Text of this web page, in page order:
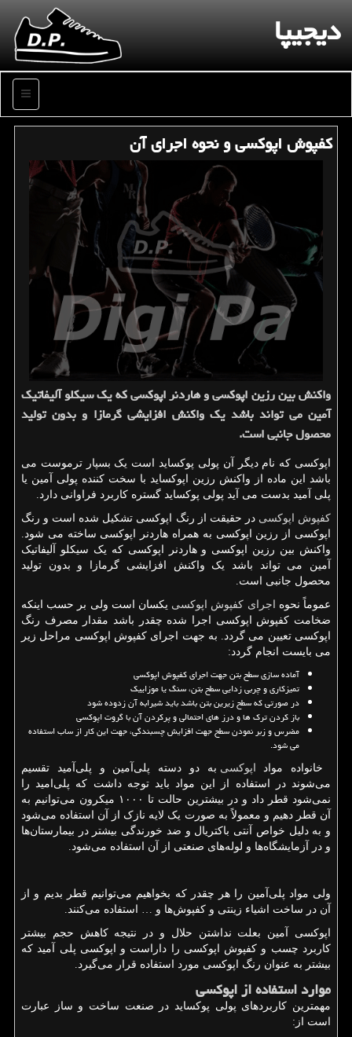
دیجیپا
منو
كفپوش اپوكسی و نحوه اجرای آن
واكنش بین رزین اپوكسی و هاردنر اپوكسی كه یك سیكلو آلیفاتیك
آمین می تواند باشد یك واكنش افزایشی گرمازا و بدون تولید
محصول جانبی است.
اپوکسی که نام دیگر آن پولی پوکساید است یک بسپار ترموست می
باشد این ماده از واکنش رزین اپوکساید با سخت کننده پولی آمین یا
پلی آمید بدست می آید پولی پوکساید گستره کاربرد فراوانی دارد.
کفپوش اپوکسی در حقیقت از رنگ اپوکسی تشکیل شده است و رنگ
اپوکسی از رزین اپوکسی به همراه هاردنر اپوکسی ساخته می شود.
واکنش بین رزین اپوکسی و هاردنر اپوکسی که یک سیکلو آلیفاتیک
آمین می تواند باشد یک واکنش افزایشی گرمازا و بدون تولید
محصول جانبی است.
عموماً نحوه اجرای کفپوش اپوکسی یکسان است ولی بر حسب اینکه
ضخامت کفپوش اپوکسی اجرا شده چقدر باشد مقدار مصرف رنگ
اپوکسی تعیین می گردد. به جهت اجرای کفپوش اپوکسی مراحل زیر
می بایست انجام گردد:
آماده سازی سطح بتن جهت اجرای کفپوش اپوکسی
تمیزکاری و چربی زدایی سطح بتن، سنگ یا موزاییک
در صورتی که سطح زیرین بتن باشد باید شیرابه آن زدوده شود
باز کردن ترک ها و درز های احتمالی و پرکردن آن با گروت اپوکسی
مضرس و زبر نمودن سطح جهت افزایش چسبندگی، جهت این کار از ساب استفاده
می شود.
خانواده مواد اپوکسی به دو دسته پلی‌آمین و پلی‌آمید تقسیم
می‌شوند در استفاده از این مواد باید توجه داشت که پلی‌امید را
نمی‌شود قطر داد و در بیشترین حالت تا ۱۰۰۰ میکرون می‌توانیم به
آن قطر دهیم و معمولاً به صورت یک لایه نازک از آن استفاده می‌شود
و به دلیل خواص آنتی باکتریال و ضد خورندگی بیشتر در بیمارستان‌ها
و در آزمایشگاه‌ها و لوله‌های صنعتی از آن استفاده می‌شود.
ولی مواد پلی‌آمین را هر چقدر که بخواهیم می‌توانیم قطر بدیم و از
آن در ساخت اشیاء زینتی و کفپوش‌ها و … استفاده می‌کنند.
اپوکسی آمین بعلت نداشتن حلال و در نتیجه کاهش حجم بیشتر
کاربرد چسب و کفپوش اپوکسی را داراست و اپوکسی پلی آمید که
بیشتر به عنوان رنگ اپوکسی مورد استفاده قرار می‌گیرد.
موارد استفاده از اپوکسی
مهمترین کاربردهای پولی پوکساید در صنعت ساخت و ساز عبارت
است از: